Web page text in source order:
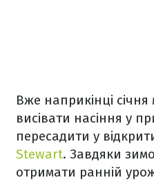
Вже наприкінці
висівати насіння у
пересадити у
Stewart. Завдяки
отримати ранній